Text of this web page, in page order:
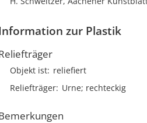
zur Plastik
Objekt ist reliefiert
Reliefträger Urne; rechteckig